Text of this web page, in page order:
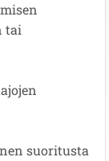
tai
suoritusta